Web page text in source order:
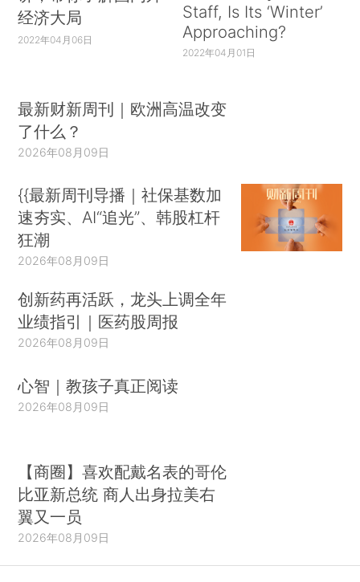
经济大局
2022年04月06日
Staff, Is Its ‘Winter’
Approaching?
2022年04月01日
最新财新周刊｜欧洲高温改变
了什么？
2026年08月09日
{{最新周刊导播｜社保基数加
速夯实、AI“追光”、韩股杠杆
狂潮
2026年08月09日
创新药再活跃，龙头上调全年
业绩指引｜医药股周报
2026年08月09日
心智｜教孩子真正阅读
2026年08月09日
【商圈】喜欢配戴名表的哥伦
比亚新总统 商人出身拉美右
翼又一员
2026年08月09日